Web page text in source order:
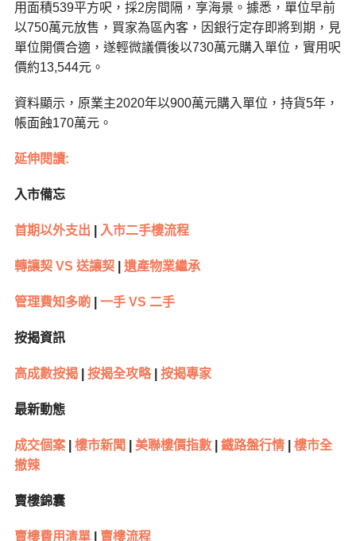
用面積539平方呎，採2房間隔，享海景。據悉，單位早前
以750萬元放售，買家為區內客，因銀行定存即將到期，見
單位開價合適，遂輕微議價後以730萬元購入單位，實用呎
價約13,544元。
資料顯示，原業主2020年以900萬元購入單位，持貨5年，
帳面蝕170萬元。
延伸閱讀:
入市備忘
首期以外支出 入市二手樓流程
轉讓契 VS 送讓契| 遺產物業繼承
管理費知多啲| 一手 VS 二手
按揭資訊
高成數按揭| 按揭全攻略| 按揭專家
最新動態
成交個案| 樓市新聞 美聯樓價指數| 鐵路盤行情|
樓市全
撤辣
賣樓錦囊
賣樓費用清單| 賣樓流程